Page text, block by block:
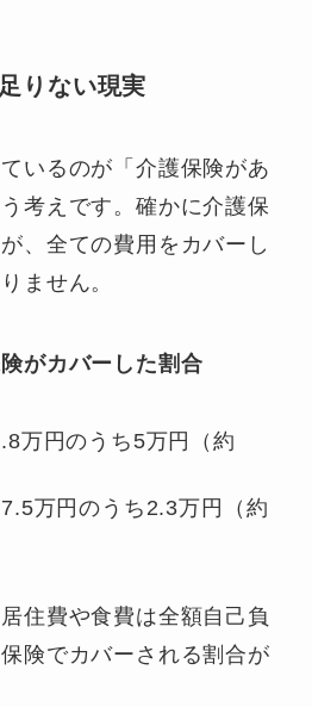
りない現実
いるのが「介護保険があ
考えです。確かに介護保
、全ての費用をカバーし
ません。
がカバーした割合
万円のうち5万円（約
万円のうち2.3万円（約
住費や食費は全額自己負
険でカバーされる割合が